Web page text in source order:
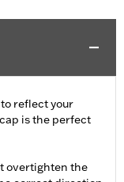
reflect your
is the perfect
overtighten the